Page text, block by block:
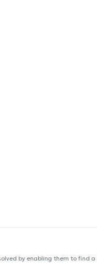
by enabling them to find